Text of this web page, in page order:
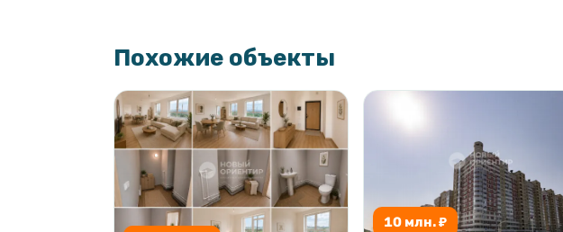
Похожие объекты
10 млн. ₽